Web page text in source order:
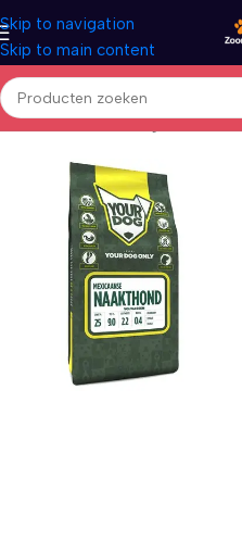
Skip to navigation
Skip to main content
Home/Honden/Droogvoer